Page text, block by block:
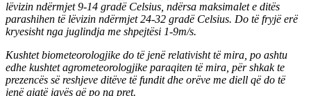
lëvizin ndërmjet 9-14 gradë Celsius, ndërsa maksimalet e ditës
parashihen të lëvizin ndërmjet 24-32 gradë Celsius. Do të fryjë erë
kryesisht nga juglindja me shpejtësi 1-9m/s.
Kushtet biometeorologjike do të jenë relativisht të mira, po ashtu
edhe kushtet agrometeorologjike paraqiten të mira, për shkak te
prezencës së reshjeve ditëve të fundit dhe orëve me diell që do të
jenë gjatë javës që po na pret.